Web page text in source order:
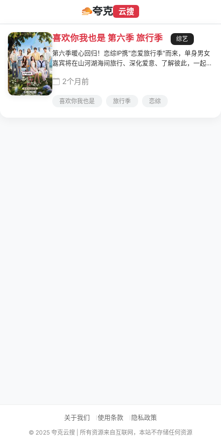
夸克 云搜
喜欢你我也是 第六季 旅行季
综艺
第六季暖心回归！恋综IP携"恋爱旅行季"而来，单身男女
嘉宾将在山河湖海间旅行、深化爱意、了解彼此，一起期
2个月前
喜欢你我也是 旅行季 恋综
关于我们 使用条款 隐私政策
© 2025 夸克云搜 | 所有资源来自互联网，本站不存储任何资源